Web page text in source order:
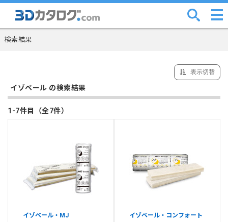
検索結果
表示切替
イゾベール の検索結果
1-7件目（全7件）
イゾベール・MJ
イゾベール・コンフォート